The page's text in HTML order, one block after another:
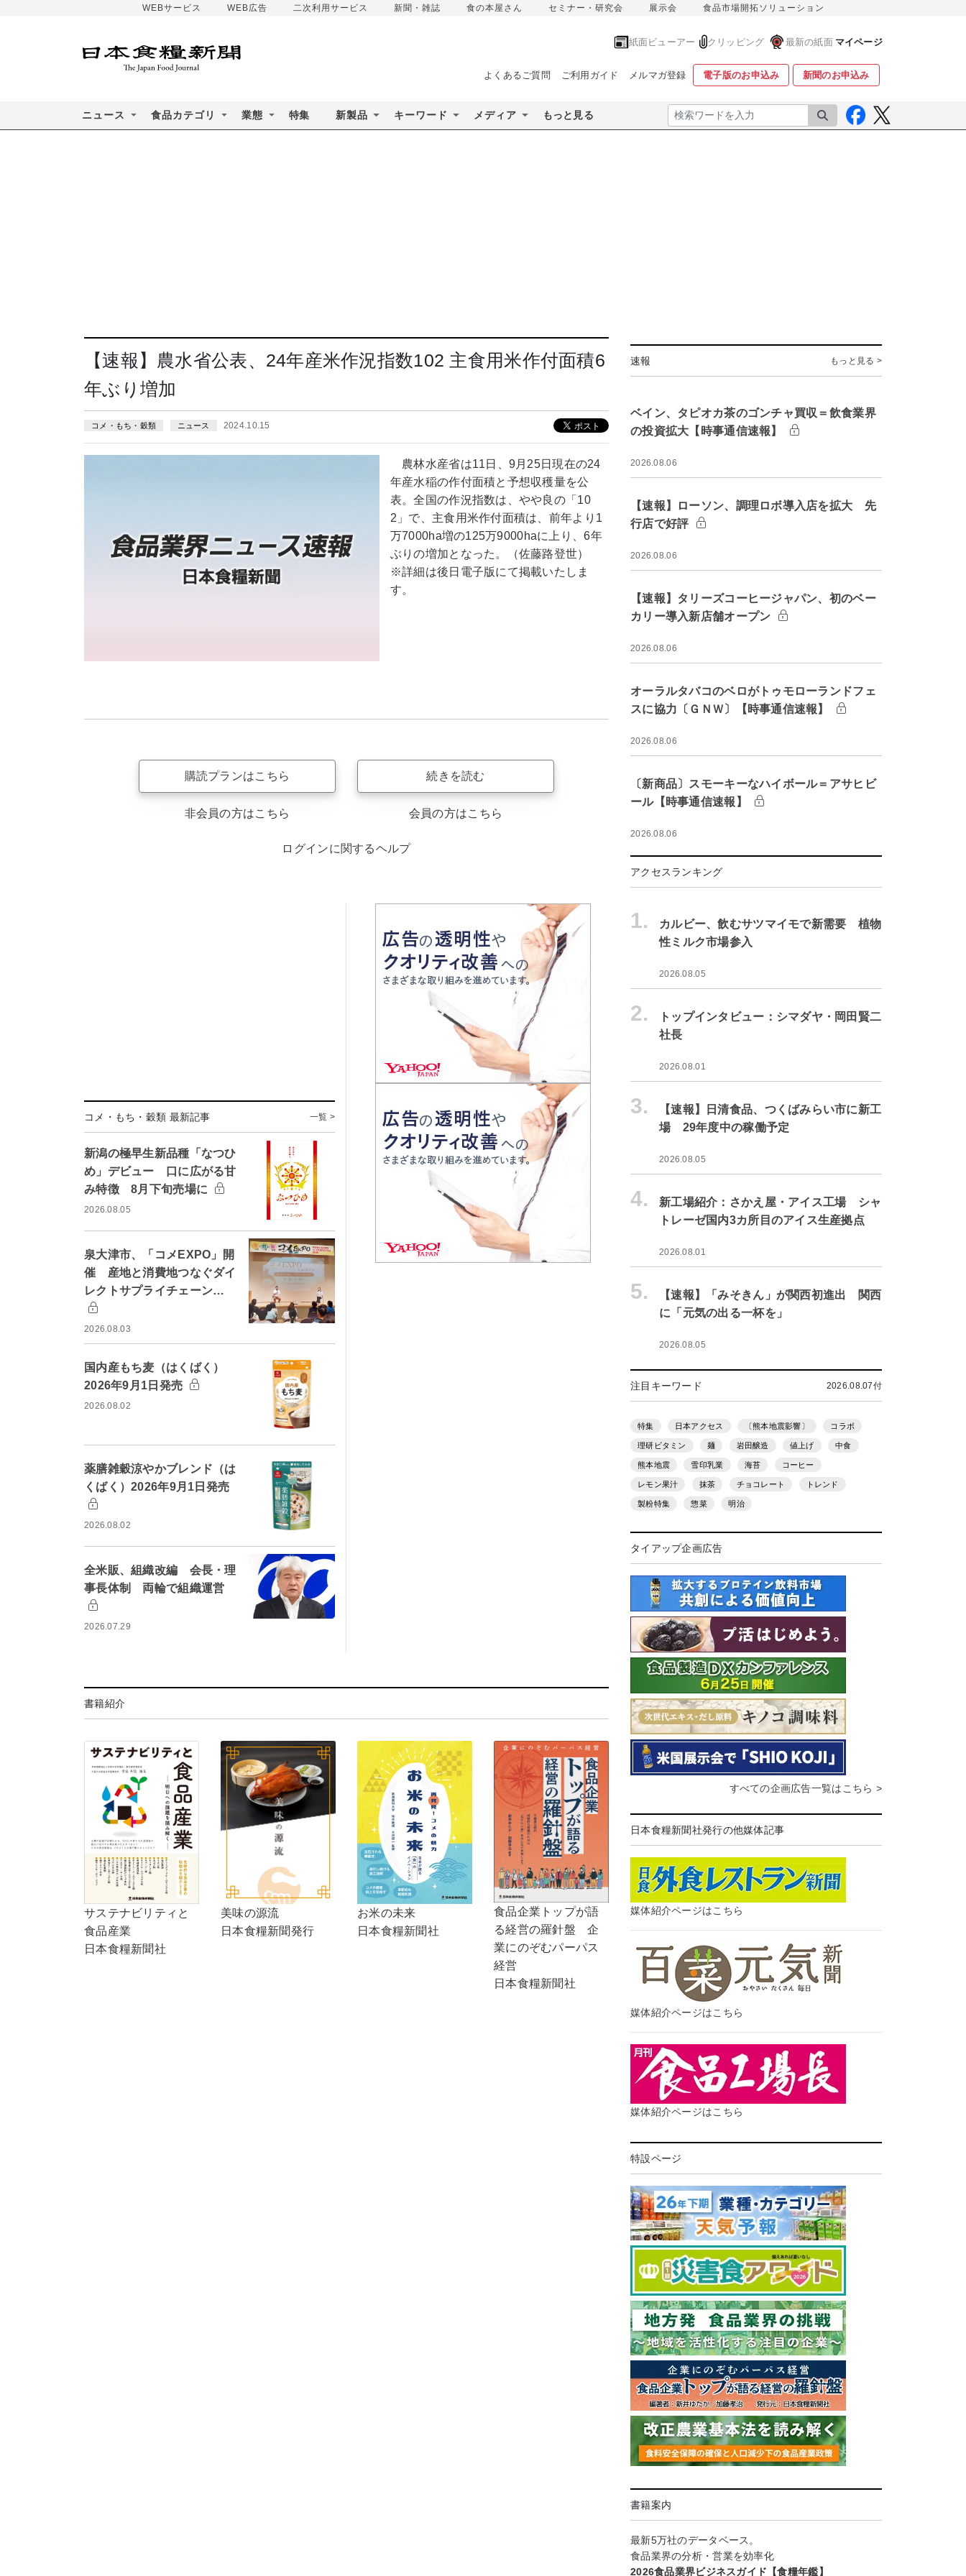
WEBサービス WEB広告 二次利用サービス 新聞・雑誌 食の本屋さん セミナー・研究会 展示会 食品市場開拓ソリューション
紙面ビューアー クリッピング 最新の紙面 マイページ
よくあるご質問 ご利用ガイド メルマガ登録 電子版のお申込み 新聞のお申込み
ニュース 食品カテゴリ 業態 特集 新製品 キーワード メディア もっと見る 検索
【速報】農水省公表、24年産米作況指数102 主食用米作付面積6
年ぶり増加
コメ・もち・穀類 ニュース 2024.10.15
農林水産省は11日、9月25日現在の24
年産水稲の作付面積と予想収穫量を公
表。全国の作況指数は、やや良の「10
2」で、主食用米作付面積は、前年より1
万7000ha増の125万9000haに上り、6年
ぶりの増加となった。（佐藤路登世）
※詳細は後日電子版にて掲載いたしま
す。
購読プランはこちら
非会員の方はこちら
続きを読む
会員の方はこちら
ログインに関するヘルプ
コメ・もち・穀類 最新記事 一覧 >
新潟の極早生新品種「なつひ
め」デビュー 口に広がる甘
み特徴 8月下旬売場に
2026.08.05
泉大津市、「コメEXPO」開
催 産地と消費地つなぐダイ
レクトサプライチェーン…
2026.08.03
国内産もち麦（はくばく）
2026年9月1日発売
2026.08.02
薬膳雑穀涼やかブレンド（は
くばく）2026年9月1日発売
2026.08.02
全米販、組織改編 会長・理
事長体制 両輪で組織運営
2026.07.29
書籍紹介
サステナビリティと
食品産業
日本食糧新聞社
美味の源流
日本食糧新聞発行
お米の未来
日本食糧新聞社
食品企業トップが語
る経営の羅針盤 企
業にのぞむパーパス
経営
日本食糧新聞社
速報 もっと見る >
ベイン、タピオカ茶のゴンチャ買収＝飲食業界
の投資拡大【時事通信速報】
2026.08.06
【速報】ローソン、調理ロボ導入店を拡大 先
行店で好評
2026.08.06
【速報】タリーズコーヒージャパン、初のベー
カリー導入新店舗オープン
2026.08.06
オーラルタバコのベロがトゥモローランドフェ
スに協力〔ＧＮＷ〕【時事通信速報】
2026.08.06
〔新商品〕スモーキーなハイボール＝アサヒビ
ール【時事通信速報】
2026.08.06
アクセスランキング
1.
カルビー、飲むサツマイモで新需要 植物
性ミルク市場参入
2026.08.05
2.
トップインタビュー：シマダヤ・岡田賢二
社長
2026.08.01
3.
【速報】日清食品、つくばみらい市に新工
場 29年度中の稼働予定
2026.08.05
4.
新工場紹介：さかえ屋・アイス工場 シャ
トレーゼ国内3カ所目のアイス生産拠点
2026.08.01
5.
【速報】「みそきん」が関西初進出 関西
に「元気の出る一杯を」
2026.08.05
注目キーワード 2026.08.07付
特集 日本アクセス 〔熊本地震影響〕 コラボ
理研ビタミン 麺 岩田醸造 値上げ 中食
熊本地震 雪印乳業 海苔 コーヒー
レモン果汁 抹茶 チョコレート トレンド
製粉特集 惣菜 明治
タイアップ企画広告
すべての企画広告一覧はこちら >
日本食糧新聞社発行の他媒体記事
媒体紹介ページはこちら
媒体紹介ページはこちら
媒体紹介ページはこちら
特設ページ
書籍案内
最新5万社のデータベース。
食品業界の分析・営業を効率化
2026食品業界ビジネスガイド【食糧年鑑】